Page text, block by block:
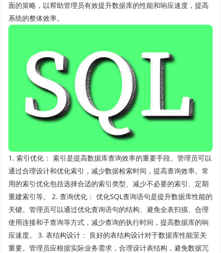
面的策略，以帮助管理员有效提升数据库的性能和响应速度，提高
系统的整体效率。
1. 索引优化： 索引是提高数据库查询效率的重要手段。管理员可以
通过合理设计和优化索引，减少数据检索时间，提高查询效率。常
用的索引优化包括选择合适的索引类型、减少不必要的索引、定期
重建索引等。 2. 查询优化： 优化SQL查询语句是提升数据库性能的
关键。管理员可以通过优化查询语句的结构、避免全表扫描、合理
使用连接和子查询等方式，减少查询的执行时间，提高数据库的响
应速度。 3. 表结构设计： 良好的表结构设计对于数据库性能至关
重要。管理员应根据实际业务需求，合理设计表结构，避免数据冗